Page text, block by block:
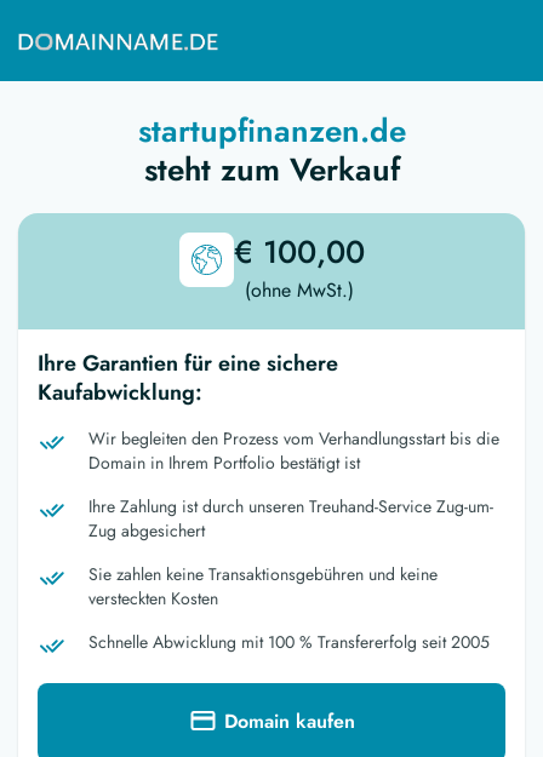
startupfinanzen.de
steht zum Verkauf
€ 100,00
(ohne MwSt.)
Ihre Garantien für eine sichere
Kaufabwicklung:
Wir begleiten den Prozess vom Verhandlungsstart bis die
Domain in Ihrem Portfolio bestätigt ist
Ihre Zahlung ist durch unseren Treuhand-Service Zug-um-
Zug abgesichert
Sie zahlen keine Transaktionsgebühren und keine
versteckten Kosten
Schnelle Abwicklung mit 100 % Transfererfolg seit 2005
Domain kaufen